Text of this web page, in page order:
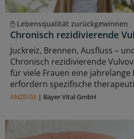
Lebensqualität zurückgewinnen
Chronisch rezidivierende
Juckreiz, Brennen, Ausfluss –
Chronisch rezidivierende
für viele Frauen eine jahrelange
erfordern spezifische
ANZEIGE | Bayer Vital GmbH